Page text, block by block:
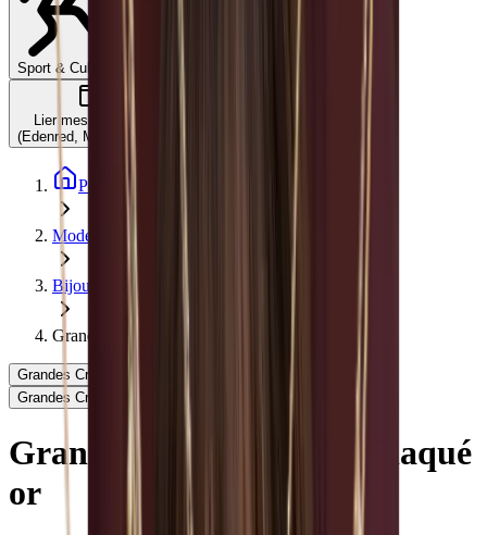
Sport & Culture
Lier mes comptes
(Edenred, Monizze, …)
Page d'accueil
Mode
Bijoux
Grandes Créoles Bella - Plaqué or
Grandes Créoles Bella - Plaqué or - Aglaïa & Co
Grandes Créoles Bella - Plaqué or - Aglaïa & Co
Grandes Créoles Bella - Plaqué
or